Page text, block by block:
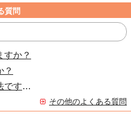
質問
すか？
？
代金の支払いはどのような方法ですか？
その他のよくある質問